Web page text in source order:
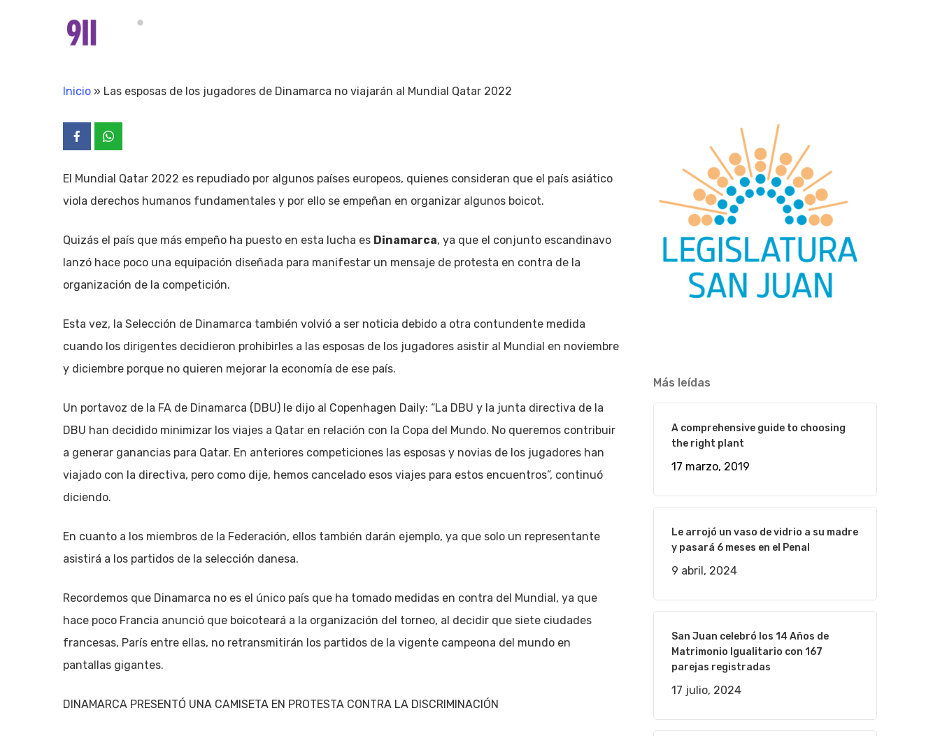
Inicio » Las esposas de los jugadores de Dinamarca no viajarán al Mundial Qatar 2022
El Mundial Qatar 2022 es repudiado por algunos países europeos, quienes consideran que el país asiático
viola derechos humanos fundamentales y por ello se empeñan en organizar algunos boicot.
Quizás el país que más empeño ha puesto en esta lucha es Dinamarca, ya que el conjunto escandinavo
lanzó hace poco una equipación diseñada para manifestar un mensaje de protesta en contra de la
organización de la competición.
Esta vez, la Selección de Dinamarca también volvió a ser noticia debido a otra contundente medida
cuando los dirigentes decidieron prohibirles a las esposas de los jugadores asistir al Mundial en noviembre
y diciembre porque no quieren mejorar la economía de ese país.
Un portavoz de la FA de Dinamarca (DBU) le dijo al Copenhagen Daily: “La DBU y la junta directiva de la
DBU han decidido minimizar los viajes a Qatar en relación con la Copa del Mundo. No queremos contribuir
a generar ganancias para Qatar. En anteriores competiciones las esposas y novias de los jugadores han
viajado con la directiva, pero como dije, hemos cancelado esos viajes para estos encuentros”, continuó
diciendo.
En cuanto a los miembros de la Federación, ellos también darán ejemplo, ya que solo un representante
asistirá a los partidos de la selección danesa.
Recordemos que Dinamarca no es el único país que ha tomado medidas en contra del Mundial, ya que
hace poco Francia anunció que boicoteará a la organización del torneo, al decidir que siete ciudades
francesas, París entre ellas, no retransmitirán los partidos de la vigente campeona del mundo en
pantallas gigantes.
DINAMARCA PRESENTÓ UNA CAMISETA EN PROTESTA CONTRA LA DISCRIMINACIÓN
Más leídas
A comprehensive guide to choosing
the right plant
17 marzo, 2019
Le arrojó un vaso de vidrio a su madre
y pasará 6 meses en el Penal
9 abril, 2024
San Juan celebró los 14 Años de
Matrimonio Igualitario con 167
parejas registradas
17 julio, 2024